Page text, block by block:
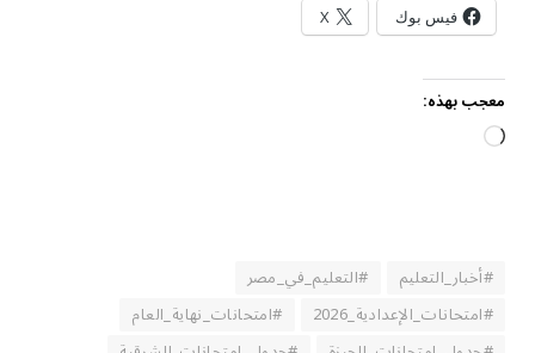
فيس بوك X
معجب بهذه:
جاري
#أخبار_التعليم
#التعليم_في_مصر
#امتحانات_الإعدادية_2026
#امتحانات_نهاية_العام